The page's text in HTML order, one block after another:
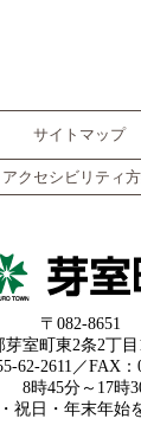
サイトマップ
アクセシビリティ
〒082-8651
芽室町東2条2丁
62-2611／FAX：
8時45分～17時
祝日・年末年始